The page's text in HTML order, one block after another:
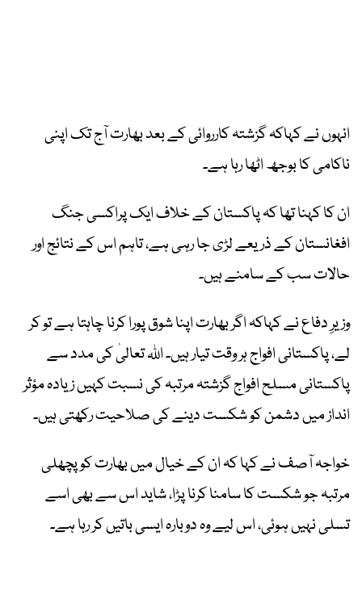
انہوں نے کہاکہ گزشتہ کارروائی کے بعد بھارت آج تک اپنی
ناکامی کا بوجھ اٹھا رہا ہے۔
ان کا کہنا تھا کہ پاکستان کے خلاف ایک پراکسی جنگ
افغانستان کے ذریعے لڑی جا رہی ہے، تاہم اس کے نتائج اور
حالات سب کے سامنے ہیں۔
وزیرِ دفاع نے کہاکہ اگر بھارت اپنا شوق پورا کرنا چاہتا ہے تو کر
لے، پاکستانی افواج ہر وقت تیار ہیں۔ اللہ تعالیٰ کی مدد سے
پاکستانی مسلح افواج گزشتہ مرتبہ کی نسبت کہیں زیادہ مؤثر
انداز میں دشمن کو شکست دینے کی صلاحیت رکھتی ہیں۔
خواجہ آصف نے کہا کہ ان کے خیال میں بھارت کو پچھلی
مرتبہ جو شکست کا سامنا کرنا پڑا، شاید اس سے بھی اسے
تسلی نہیں ہوئی، اس لیے وہ دوبارہ ایسی باتیں کر رہا ہے۔